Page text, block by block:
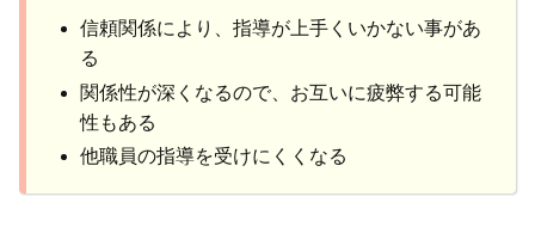
信頼関係により、指導が上手くいかない事があ
る
関係性が深くなるので、お互いに疲弊する可能
性もある
他職員の指導を受けにくくなる